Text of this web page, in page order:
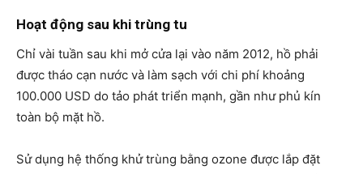
Hoạt động sau khi trùng tu
Chỉ vài tuần sau khi mở cửa lại vào năm 2012, hồ phải
được tháo cạn nước và làm sạch với chi phí khoảng
100.000 USD do tảo phát triển mạnh, gần như phủ kín
toàn bộ mặt hồ.
Sử dụng hệ thống khử trùng bằng ozone được lắp đặt